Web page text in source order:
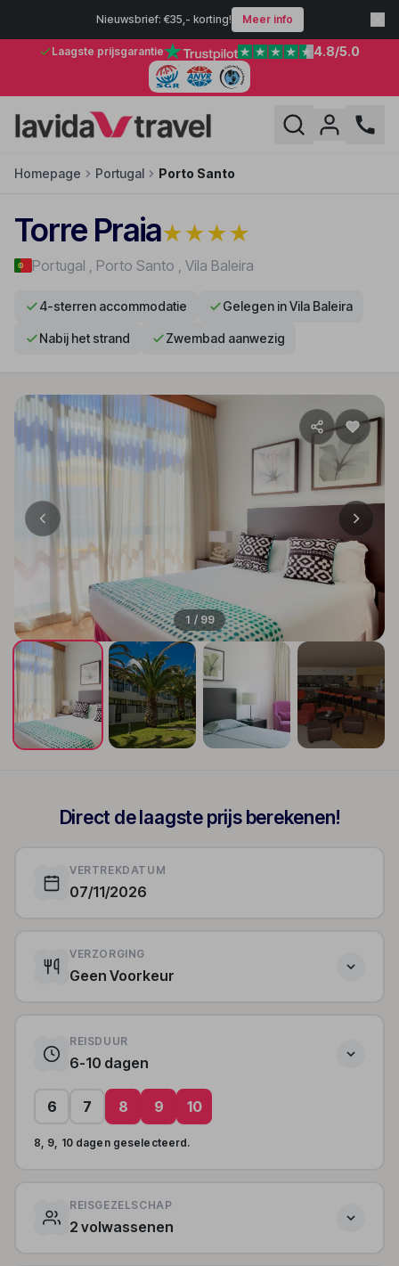
Nieuwsbrief: €35,- korting! Meer info
Laagste prijsgarantie 4.8/5.0
Homepage Portugal Porto Santo
Torre Praia★★★★
Portugal , Porto Santo , Vila Baleira
4-sterren accommodatie Gelegen in Vila Baleira
Nabij het strand Zwembad aanwezig
1 / 99
Direct de laagste prijs berekenen!
VERTREKDATUM
07/11/2026
VERZORGING
Geen Voorkeur
REISDUUR
6-10 dagen
6 7 8 9 10
8, 9, 10 dagen geselecteerd.
REISGEZELSCHAP
2 volwassenen